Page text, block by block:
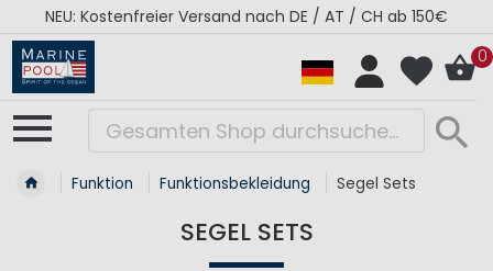
RÉGATES ROYALES Kollektion - Super Sale
0
Funktion Funktionsbekleidung Segel Sets
SEGEL SETS